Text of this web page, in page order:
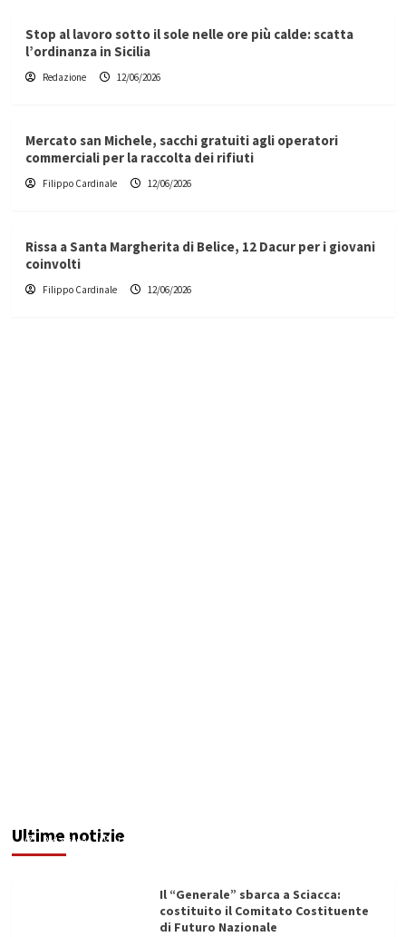
Stop al lavoro sotto il sole nelle ore più calde: scatta
l’ordinanza in Sicilia
Redazione 12/06/2026
Mercato san Michele, sacchi gratuiti agli operatori
commerciali per la raccolta dei rifiuti
Filippo Cardinale 12/06/2026
Rissa a Santa Margherita di Belice, 12 Dacur per i giovani
coinvolti
Filippo Cardinale 12/06/2026
Ultime notizie
Redazione 12/06/2026
Il “Generale” sbarca a Sciacca:
costituito il Comitato Costituente
di Futuro Nazionale